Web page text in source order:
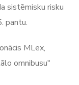
sistēmisku risku
pantu.
MLex,
omnibusu"